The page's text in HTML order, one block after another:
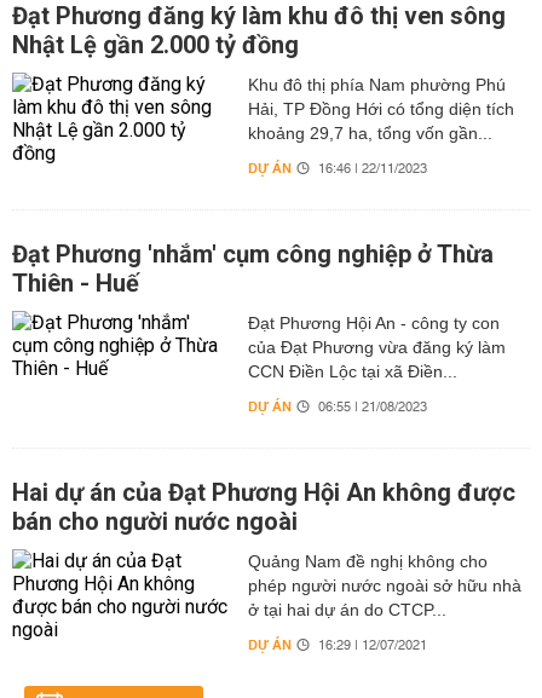
Đạt Phương đăng ký làm khu đô thị ven sông
Nhật Lệ gần 2.000 tỷ đồng
Khu đô thị phía Nam phường Phú
Hải, TP Đồng Hới có tổng diện tích
khoảng 29,7 ha, tổng vốn gần...
DỰ ÁN 16:46 | 22/11/2023
Đạt Phương 'nhắm' cụm công nghiệp ở Thừa
Thiên - Huế
Đạt Phương Hội An - công ty con
của Đạt Phương vừa đăng ký làm
CCN Điền Lộc tại xã Điền...
DỰ ÁN 06:55 | 21/08/2023
Hai dự án của Đạt Phương Hội An không được
bán cho người nước ngoài
Quảng Nam đề nghị không cho
phép người nước ngoài sở hữu nhà
ở tại hai dự án do CTCP...
DỰ ÁN 16:29 | 12/07/2021